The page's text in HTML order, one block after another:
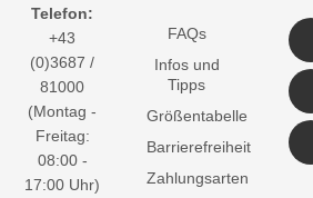
Telefon:
+43
(0)3687 /
81000
(Montag -
Freitag:
08:00 -
17:00 Uhr)
FAQs
Infos und
Tipps
Größentabelle
Barrierefreiheit
Zahlungsarten